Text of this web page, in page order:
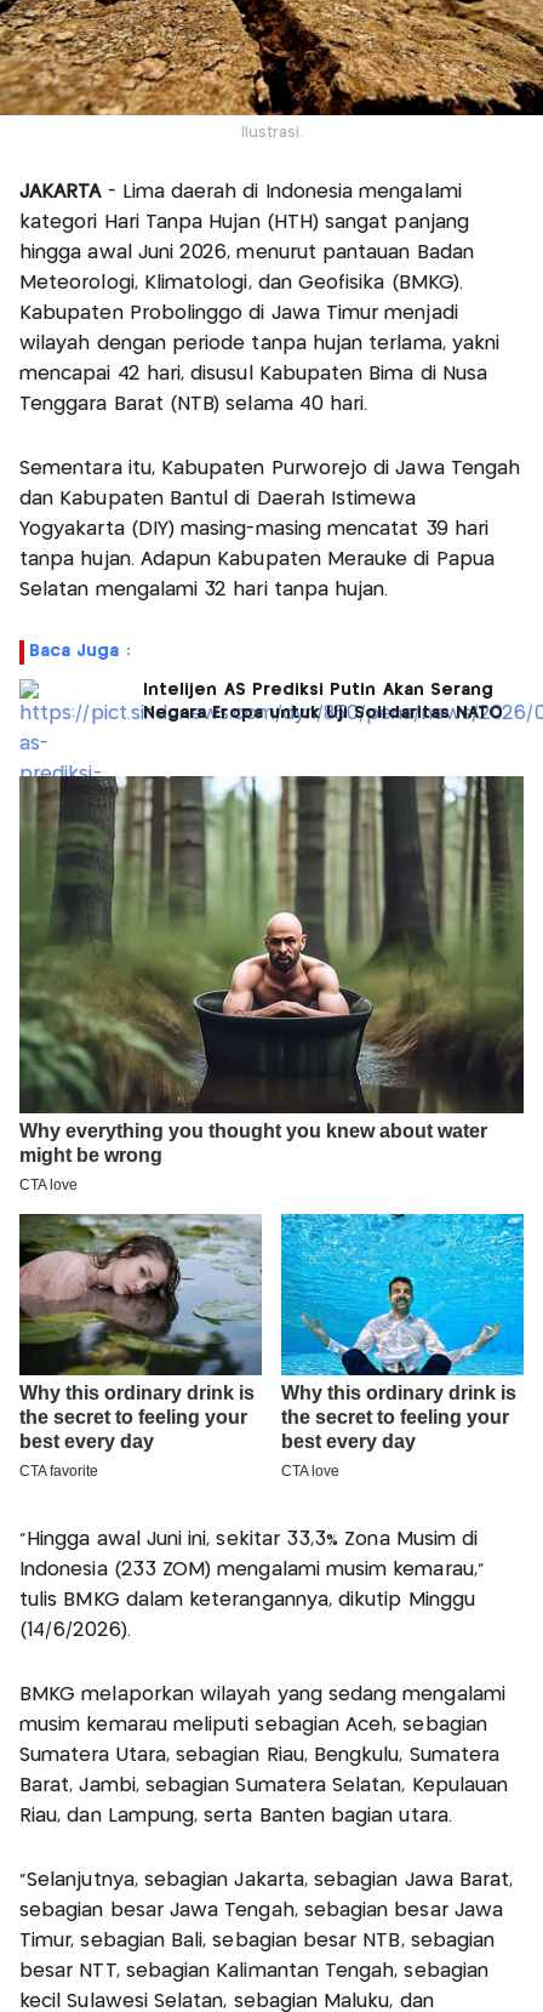
Ilustrasi.
JAKARTA - Lima daerah di Indonesia mengalami
kategori Hari Tanpa Hujan (HTH) sangat panjang
hingga awal Juni 2026, menurut pantauan Badan
Meteorologi, Klimatologi, dan Geofisika (BMKG).
Kabupaten Probolinggo di Jawa Timur menjadi
wilayah dengan periode tanpa hujan terlama, yakni
mencapai 42 hari, disusul Kabupaten Bima di Nusa
Tenggara Barat (NTB) selama 40 hari.
Sementara itu, Kabupaten Purworejo di Jawa Tengah
dan Kabupaten Bantul di Daerah Istimewa
Yogyakarta (DIY) masing-masing mencatat 39 hari
tanpa hujan. Adapun Kabupaten Merauke di Papua
Selatan mengalami 32 hari tanpa hujan.
Baca Juga :
Intelijen AS Prediksi Putin Akan Serang
Negara Eropa untuk Uji Solidaritas NATO
"Hingga awal Juni ini, sekitar 33,3% Zona Musim di
Indonesia (233 ZOM) mengalami musim kemarau,"
tulis BMKG dalam keterangannya, dikutip Minggu
(14/6/2026).
BMKG melaporkan wilayah yang sedang mengalami
musim kemarau meliputi sebagian Aceh, sebagian
Sumatera Utara, sebagian Riau, Bengkulu, Sumatera
Barat, Jambi, sebagian Sumatera Selatan, Kepulauan
Riau, dan Lampung, serta Banten bagian utara.
"Selanjutnya, sebagian Jakarta, sebagian Jawa Barat,
sebagian besar Jawa Tengah, sebagian besar Jawa
Timur, sebagian Bali, sebagian besar NTB, sebagian
besar NTT, sebagian Kalimantan Tengah, sebagian
kecil Sulawesi Selatan, sebagian Maluku, dan